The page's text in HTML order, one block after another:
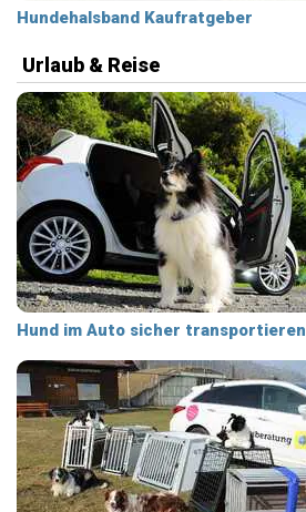
Hundehalsband Kaufratgeber
Urlaub & Reise
Hund im Auto sicher transportieren